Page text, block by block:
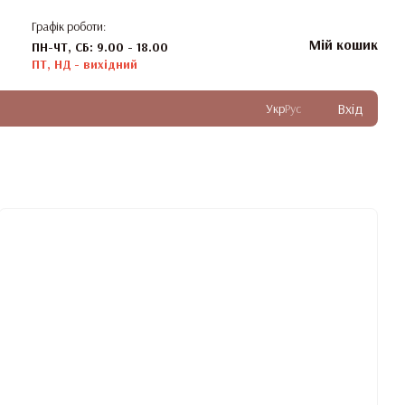
Графік роботи:
ПН-ЧТ, СБ: 9.00 - 18.00
ПТ, НД - вихідний
Мій кошик
УкрРус Вхід